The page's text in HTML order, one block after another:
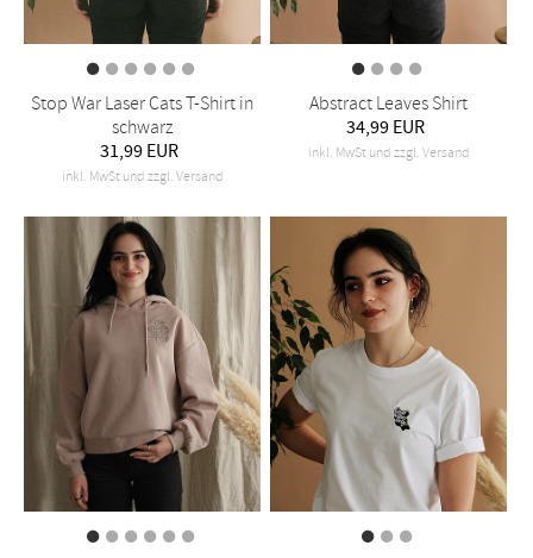
Stop War Laser Cats T-Shirt in
schwarz
31,99 EUR
inkl. MwSt und zzgl. Versand
Abstract Leaves Shirt
34,99 EUR
inkl. MwSt und zzgl. Versand